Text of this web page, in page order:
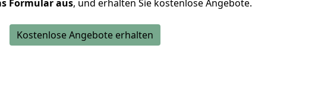
Formular aus, und erhalten Sie kostenlose Angebote.
Kostenlose Angebote erhalten